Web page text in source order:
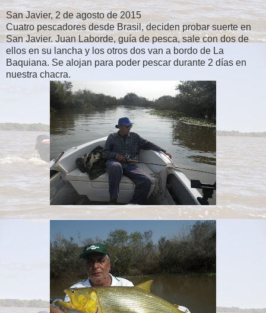
San Javier, 2 de agosto de 2015
Cuatro pescadores desde Brasil, deciden probar suerte en
San Javier. Juan Laborde, guía de pesca, sale con dos de
ellos en su lancha y los otros dos van a bordo de La
Baquiana. Se alojan para poder pescar durante 2 días en
nuestra chacra.